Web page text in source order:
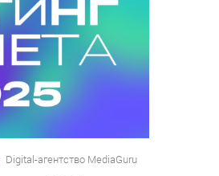
Digital-агентство MediaGuru